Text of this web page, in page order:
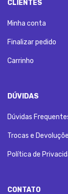
CLIENTES
Minha conta
Finalizar pedido
Carrinho
DÚVIDAS
Dúvidas
Trocas e
Política de
CONTATO